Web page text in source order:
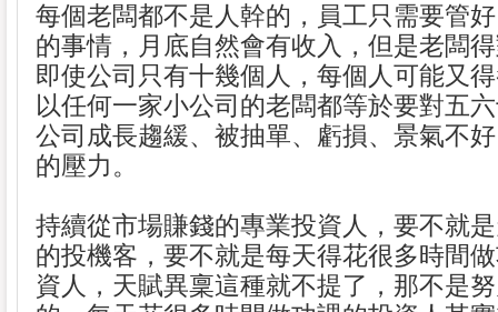
每個老闆都不是人幹的，員工只需要管
的事情，月底自然會有收入，但是老闆
即使公司只有十幾個人，每個人可能又
以任何一家小公司的老闆都等於要對五
公司成長趨緩、被抽單、虧損、景氣不
的壓力。
持續從市場賺錢的專業投資人，要不就
的投機客，要不就是每天得花很多時間
資人，天賦異稟這種就不提了，那不是